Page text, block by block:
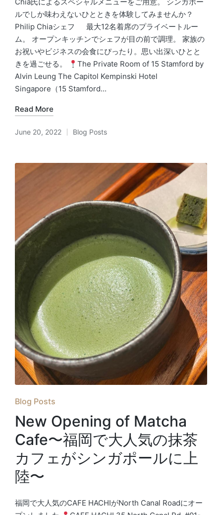
ルでしか味わえないひとときを体験してみませんか？
Philip Chiaシェフ 最大12名着席のプライベートルー
ム。 オープンキッチンでシェフが目の前で調理。 家族の
お祝いやビジネスの会食にぴったり。思い出深いひとと
きを過ごせる。
The Private Room of 15 Stamford by
Alvin Leung The Capitol Kempinski Hotel
Singapore（15 Stamford...
Read More
June 20, 2022
Posted
Blog Posts
Posted
in
Blog Posts
New Opening of Matcha
Cafe〜福岡で大人気の抹茶
カフェがシンガポールに上
陸〜
福岡で大人気のCAFE HACHIがNorth Canal Roadにオー